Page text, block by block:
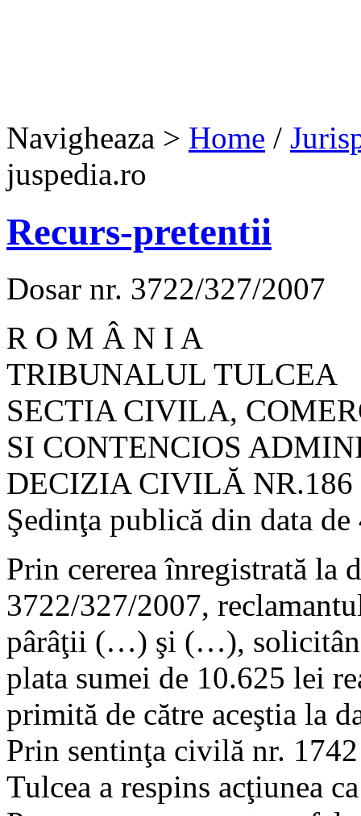
Navigheaza > Home /
juspedia.ro
Recurs-pretentii
Dosar nr. 3722/327/2007
R O M Â N I A
TRIBUNALUL TULCEA
SECTIA CIVILA,
SI CONTENCIOS
DECIZIA CIVILĂ NR.186
Şedinţa publică din data
Prin cererea înregistrată la
3722/327/2007,
pârâţii (…) şi (…),
plata sumei de 10.625 lei
primită de către aceştia la
Prin sentinţa civilă nr.
Tulcea a respins acţiunea